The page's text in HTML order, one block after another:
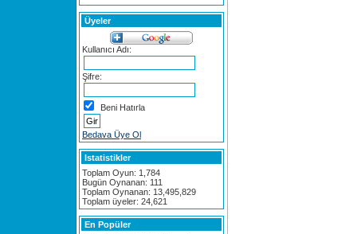
Üyeler
Kullanıcı Adı:
Şifre:
Beni Hatırla
Bedava Üye Ol
Istatistikler
Toplam Oyun: 1,784
Bugün Oynanan: 111
Toplam Oynanan: 13,495,829
Toplam üyeler: 24,621
En Popüler